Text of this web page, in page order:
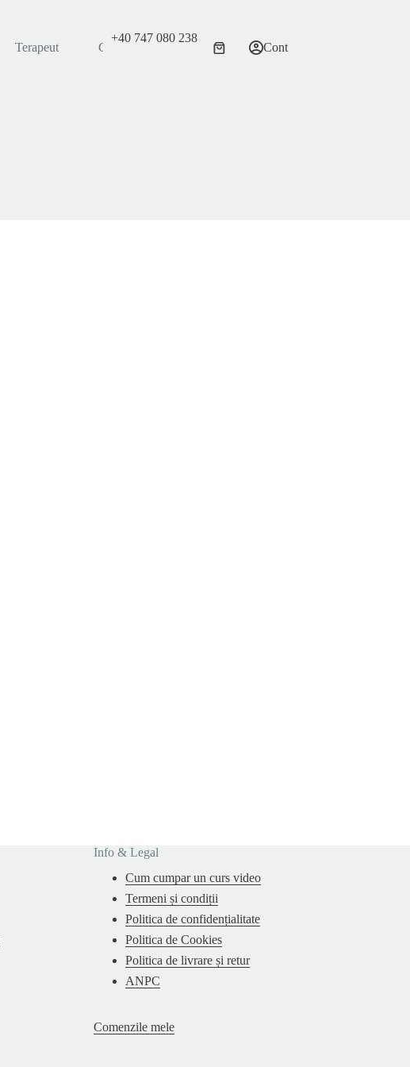
Terapeut Contact
+40 747 080 238
Coș
Cont
Info & Legal
Cum cumpar un curs video
Termeni și condiții
Politica de confidențialitate
Politica de Cookies
Politica de livrare și retur
ANPC
Comenzile mele